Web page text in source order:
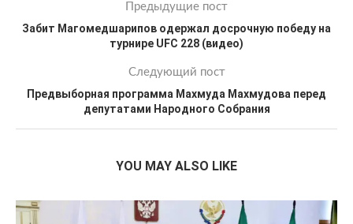
Предыдущие пост
Забит Магомедшарипов одержал досрочную победу на
турнире UFC 228 (видео)
Следующий пост
Предвыборная программа Махмуда Махмудова перед
депутатами Народного Собрания
YOU MAY ALSO LIKE